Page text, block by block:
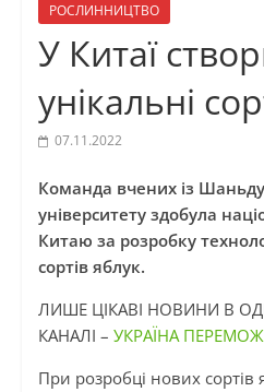
РОСЛИННИЦТВО
У Китаї
унікальні
07.11.2022
Команда вчених із
університету здобула
Китаю за розробку
сортів яблук.
ЛИШЕ ЦІКАВІ НОВИНИ В
КАНАЛІ – УКРАЇНА
При розробці нових сортів